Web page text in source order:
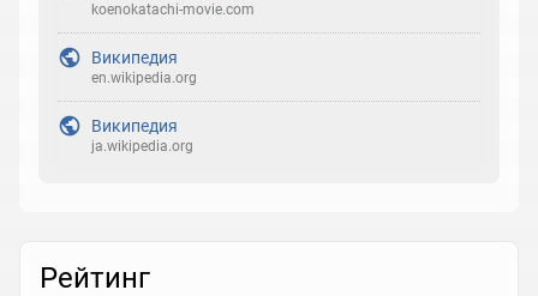
koenokatachi-movie.com
Википедия
en.wikipedia.org
Википедия
ja.wikipedia.org
Рейтинг